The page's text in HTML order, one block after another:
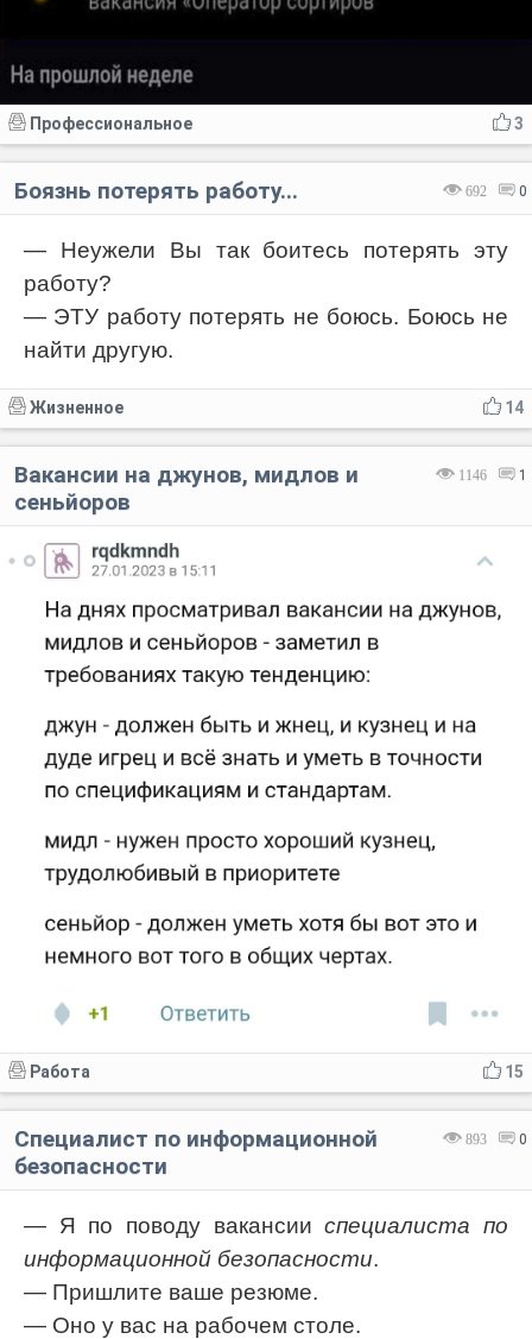
3
Профессиональное
692 0
Боязнь потерять работу...
— Неужели Вы так боитесь потерять эту
работу?
— ЭТУ работу потерять не боюсь. Боюсь не
найти другую.
14
Жизненное
1146 1
Вакансии на джунов, мидлов и
сеньйоров
15
Работа
893 0
Специалист по информационной
безопасности
— Я по поводу вакансииспециалиста по
информационной безопасности.
— Пришлите ваше резюме.
— Оно у вас на рабочем столе.